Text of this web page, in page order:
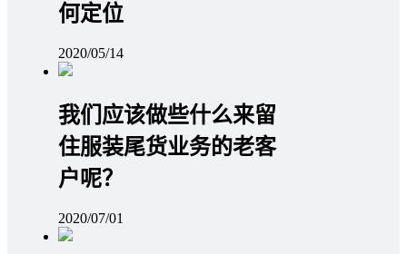
何定位
2020/05/14
我们应该做些什么来留
住服装尾货业务的老客
户呢？
2020/07/01